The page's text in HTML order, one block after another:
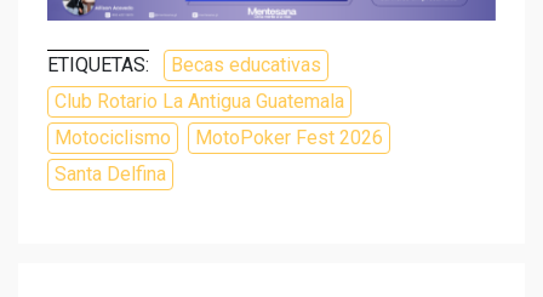
ETIQUETAS:
Becas educativas
Club Rotario La Antigua Guatemala
Motociclismo
MotoPoker Fest 2026
Santa Delfina